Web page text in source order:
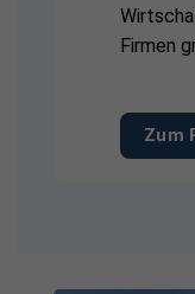
Firmen
Zum